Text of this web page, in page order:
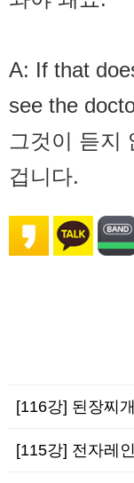
A: If that
see the
그것이 듣지
겁니다.
[116강] 된장찌개 먹
[115강] 전자레인지에 팝